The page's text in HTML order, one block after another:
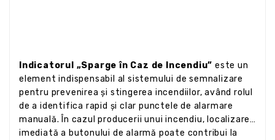
Indicatorul „Sparge în Caz de Incendiu” este un
element indispensabil al sistemului de semnalizare
pentru prevenirea și stingerea incendiilor, având rolul
de a identifica rapid și clar punctele de alarmare
manuală. În cazul producerii unui incendiu, localizarea
imediată a butonului de alarmă poate contribui la